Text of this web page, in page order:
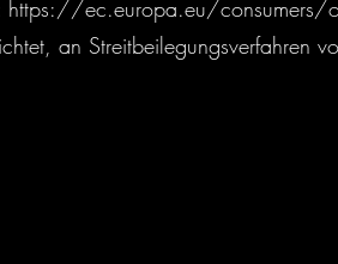
https://ec.europa.eu/consumers/
an Streitbeilegungsverfahren